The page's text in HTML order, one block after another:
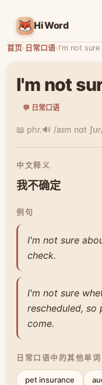
HiWord
首页› 日常口语›I'm not sure
I'm not
💬 日常口语
📖 phr.🔊 /aɪm nɑt
中文释义
我不确定
例句
I'm not sure
check.
I'm not sure
rescheduled, so
come.
日常口语中的其他单词
pet insurance